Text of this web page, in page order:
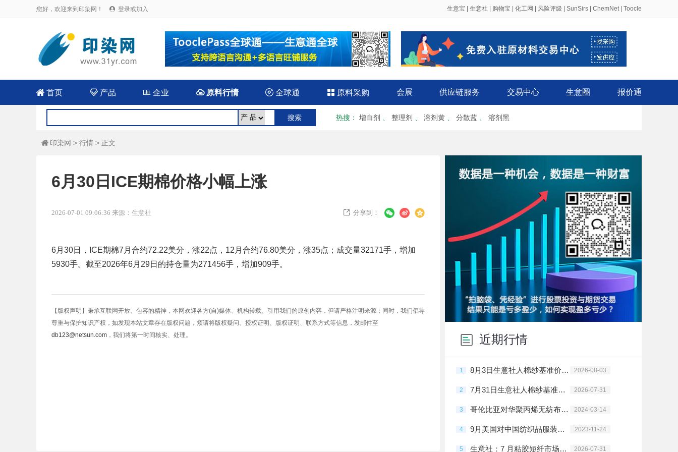
您好，欢迎来到印染网！  登录或加入 生意宝 生意社 购物宝 化工网 风险评级 SunSirs ChemNet| Toocle
 首页 产品  企业 原料行情  全球通  原料采购 会展 供应链服务 交易中心 生意圈 报价通
热搜 ： 增白剂 整理剂 溶剂黄 分散蓝 溶剂黑
 印染网 > 行情 > 正文
6月30日ICE期棉价格小幅上涨
2026-07-01 09:06:36 来源：生意社  分享到：
6月30日，ICE期棉7月合约72.22美分，涨22点，12月合约76.80美分，涨35点；成交量32171手，增加
5930手。截至2026年6月29日的持仓量为271456手，增加909手。
【版权声明】秉承互联网开放、包容的精神，本网欢迎各方(自)媒体、机构转载、引用我们的原创内容，但请严格注明来源；同时，我们倡导
尊重与保护知识产权，如发现本站文章存在版权问题，烦请将版权疑问、授权证明、版权证明、联系方式等信息，发邮件至
db123@netsun.com ，我们将第一时间核实、处理。 近期行情
1 8月3日生意社人棉纱基准价为17925.00元/吨 2026-08-03
2 7月31日生意社人棉纱基准价为17925.00元/吨 2026-07-31
3 哥伦比亚对华聚丙烯无纺布启动反倾销调查 2024-03-14
4 9月美国对中国纺织品服装进口增加 2023-11-24
5 生意社：7 月粘胶短纤市场走势维稳 2026-07-31